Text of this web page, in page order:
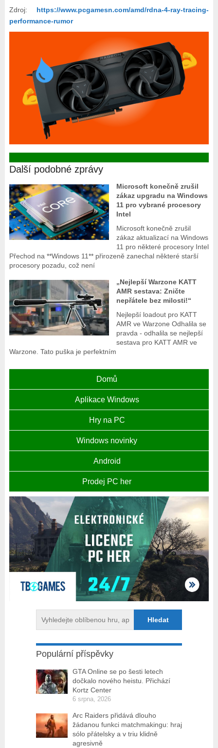
Zdroj: https://www.pcgamesn.com/amd/rdna-4-ray-tracing-
performance-rumor
Další podobné zprávy
Microsoft konečně zrušil
zákaz upgradu na Windows
11 pro vybrané procesory
Intel
Microsoft konečně zrušil
zákaz aktualizací na Windows
11 pro některé procesory Intel
Přechod na **Windows 11** přirozeně zanechal některé starší
procesory pozadu, což není
„Nejlepší Warzone KATT
AMR sestava: Zničte
nepřátele bez milosti!“
Nejlepší loadout pro KATT
AMR ve Warzone Odhalila se
pravda - odhalila se nejlepší
sestava pro KATT AMR ve
Warzone. Tato puška je perfektním
Domů
Aplikace Windows
Hry na PC
Windows novinky
Android
Prodej PC her
Populární příspěvky
GTA Online se po šesti letech
dočkalo nového heistu. Přichází
Kortz Center
6 srpna, 2026
Arc Raiders přidává dlouho
žádanou funkci matchmakingu: hraj
sólo přátelsky a v triu klidně
agresivně